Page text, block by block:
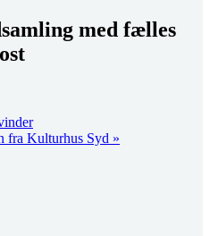
med fælles
fra Kulturhus Syd »